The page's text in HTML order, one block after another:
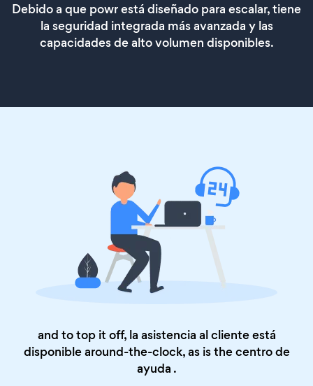
Debido a que powr está diseñado para escalar, tiene
la seguridad integrada más avanzada y las
capacidades de alto volumen disponibles.
and to top it off, la asistencia al cliente está
disponible around-the-clock, as is thecentro de
ayuda .